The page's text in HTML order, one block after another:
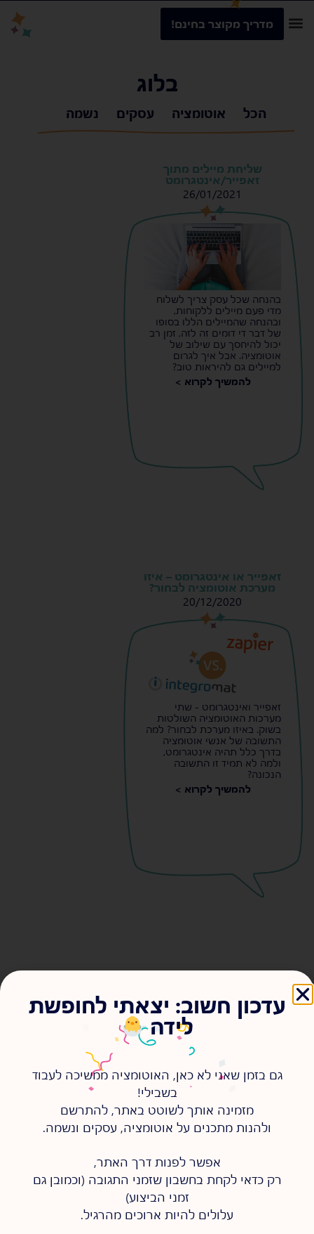
מדריך מקוצר בחינם!
בלוג
הכל אוטומציה עסקים נשמה
שליחת מיילים מתוך
זאפייר/אינטגרומט
26/01/2021
s
בהנחה שכל עסק צריך לשלוח
מדי פעם מיילים ללקוחות,
ובהנחה שהמיילים הללו בסופו
של דבר די דומים זה לזה, זמן רב
יכול להיחסך עם שילוב של
אוטומציה. אבל איך לגרום
למיילים גם להיראות טוב?
להמשיך לקרוא >
זאפייר או אינטגרומט – איזו
מערכת אוטומציה לבחור?
20/12/2020
s
זאפייר ואינטגרומט - שתי
מערכות האוטומציה השולטות
בשוק. באיזו מערכת לבחור? למה
התשובה של אנשי אוטומציה
בדרך כלל תהיה אינטגרומט,
ולמה לא תמיד זו התשובה
הנכונה?
להמשיך לקרוא >
16/12/2020
דברים שלא ידעת על מערכת
זאפייר Zapier - מערכת
האוטומציה הוותיקה והידועה
שונות בלי שום ידע בתכנות
ובקוד.
להמשיך לקרוא >
עדכון חשוב: יצאתי לחופשת
לידה
גם בזמן שאני לא כאן, האוטומציה ממשיכה לעבוד
בשבילי!
מזמינה אותך לשוטט באתר, להתרשם
ולהנות מתכנים על אוטומציה, עסקים ונשמה.
אפשר לפנות דרך האתר,
רק כדאי לקחת בחשבון שזמני התגובה (וכמובן גם
זמני הביצוע)
עלולים להיות ארוכים מהרגיל.